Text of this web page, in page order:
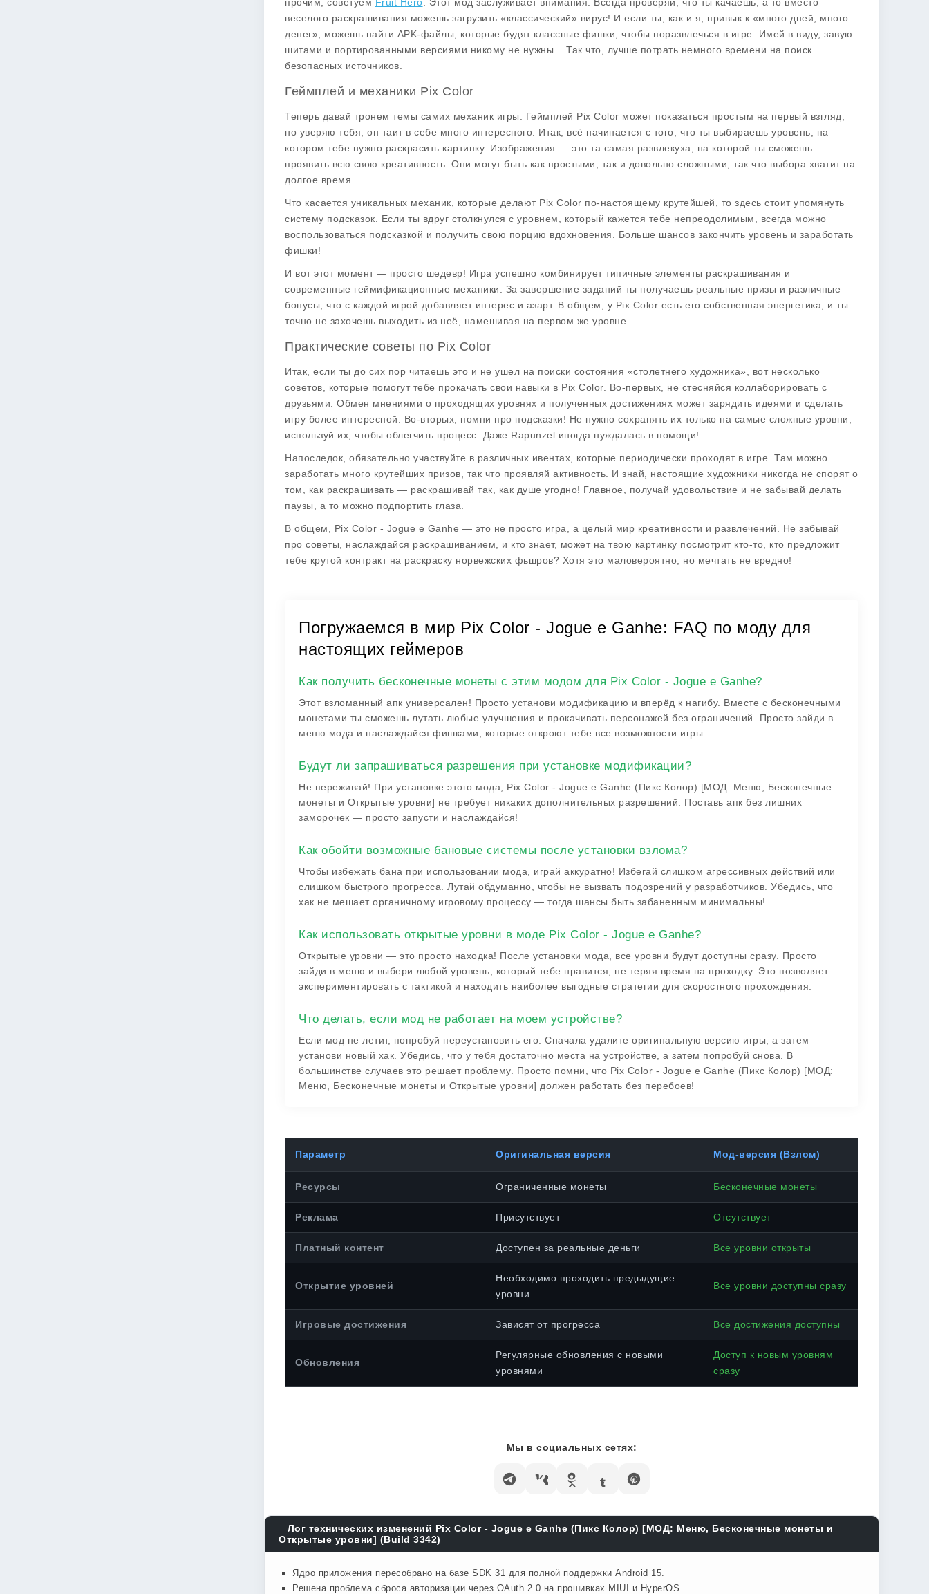
веселого раскрашивания можешь загрузить «классический» вирус! И если ты, как и я, привык к «много дней, много
денег», можешь найти APK-файлы, которые будят классные фишки, чтобы поразвлечься в игре. Имей в виду, завую
шитами и портированными версиями никому не нужны... Так что, лучше потрать немного времени на поиск
безопасных источников.
Геймплей и механики Pix Color
Теперь давай тронем темы самих механик игры. Геймплей Pix Color может показаться простым на первый взгляд,
но уверяю тебя, он таит в себе много интересного. Итак, всё начинается с того, что ты выбираешь уровень, на
котором тебе нужно раскрасить картинку. Изображения — это та самая развлекуха, на которой ты сможешь
проявить всю свою креативность. Они могут быть как простыми, так и довольно сложными, так что выбора хватит на
долгое время.
Что касается уникальных механик, которые делают Pix Color по-настоящему крутейшей, то здесь стоит упомянуть
систему подсказок. Если ты вдруг столкнулся с уровнем, который кажется тебе непреодолимым, всегда можно
воспользоваться подсказкой и получить свою порцию вдохновения. Больше шансов закончить уровень и заработать
фишки!
И вот этот момент — просто шедевр! Игра успешно комбинирует типичные элементы раскрашивания и
современные геймификационные механики. За завершение заданий ты получаешь реальные призы и различные
бонусы, что с каждой игрой добавляет интерес и азарт. В общем, у Pix Color есть его собственная энергетика, и ты
точно не захочешь выходить из неё, намешивая на первом же уровне.
Практические советы по Pix Color
Итак, если ты до сих пор читаешь это и не ушел на поиски состояния «столетнего художника», вот несколько
советов, которые помогут тебе прокачать свои навыки в Pix Color. Во-первых, не стесняйся коллаборировать с
друзьями. Обмен мнениями о проходящих уровнях и полученных достижениях может зарядить идеями и сделать
игру более интересной. Во-вторых, помни про подсказки! Не нужно сохранять их только на самые сложные уровни,
используй их, чтобы облегчить процесс. Даже Rapunzel иногда нуждалась в помощи!
Напоследок, обязательно участвуйте в различных ивентах, которые периодически проходят в игре. Там можно
заработать много крутейших призов, так что проявляй активность. И знай, настоящие художники никогда не спорят о
том, как раскрашивать — раскрашивай так, как душе угодно! Главное, получай удовольствие и не забывай делать
паузы, а то можно подпортить глаза.
В общем, Pix Color - Jogue e Ganhe — это не просто игра, а целый мир креативности и развлечений. Не забывай
про советы, наслаждайся раскрашиванием, и кто знает, может на твою картинку посмотрит кто-то, кто предложит
тебе крутой контракт на раскраску норвежских фьшров? Хотя это маловероятно, но мечтать не вредно!
Погружаемся в мир Pix Color - Jogue e Ganhe: FAQ по моду для
настоящих геймеров
Как получить бесконечные монеты с этим модом для Pix Color - Jogue e Ganhe?
Этот взломанный апк универсален! Просто установи модификацию и вперёд к нагибу. Вместе с бесконечными
монетами ты сможешь лутать любые улучшения и прокачивать персонажей без ограничений. Просто зайди в
меню мода и наслаждайся фишками, которые откроют тебе все возможности игры.
Будут ли запрашиваться разрешения при установке модификации?
Не переживай! При установке этого мода, Pix Color - Jogue e Ganhe (Пикс Колор) [МОД: Меню, Бесконечные
монеты и Открытые уровни] не требует никаких дополнительных разрешений. Поставь апк без лишних
заморочек — просто запусти и наслаждайся!
Как обойти возможные бановые системы после установки взлома?
Чтобы избежать бана при использовании мода, играй аккуратно! Избегай слишком агрессивных действий или
слишком быстрого прогресса. Лутай обдуманно, чтобы не вызвать подозрений у разработчиков. Убедись, что
хак не мешает органичному игровому процессу — тогда шансы быть забаненным минимальны!
Как использовать открытые уровни в моде Pix Color - Jogue e Ganhe?
Открытые уровни — это просто находка! После установки мода, все уровни будут доступны сразу. Просто
зайди в меню и выбери любой уровень, который тебе нравится, не теряя время на проходку. Это позволяет
экспериментировать с тактикой и находить наиболее выгодные стратегии для скоростного прохождения.
Что делать, если мод не работает на моем устройстве?
Если мод не летит, попробуй переустановить его. Сначала удалите оригинальную версию игры, а затем
установи новый хак. Убедись, что у тебя достаточно места на устройстве, а затем попробуй снова. В
большинстве случаев это решает проблему. Просто помни, что Pix Color - Jogue e Ganhe (Пикс Колор) [МОД:
Меню, Бесконечные монеты и Открытые уровни] должен работать без перебоев!
Параметр Оригинальная версия Мод-версия (Взлом)
Ресурсы Ограниченные монеты Бесконечные монеты
Реклама Присутствует Отсутствует
Платный контент Доступен за реальные деньги Все уровни открыты
Открытие уровней
Необходимо проходить предыдущие
уровни
Все уровни доступны сразу
Игровые достижения Зависят от прогресса Все достижения доступны
Обновления
Регулярные обновления с новыми
уровнями
Доступ к новым уровням
сразу
Мы в социальных сетях:
Лог технических изменений Pix Color - Jogue e Ganhe (Пикс Колор) [МОД: Меню, Бесконечные монеты и
Открытые уровни] (Build 3342)
Ядро приложения пересобрано на базе SDK 31 для полной поддержки Android 15.
Решена проблема сброса авторизации через OAuth 2.0 на прошивках MIUI и HyperOS.